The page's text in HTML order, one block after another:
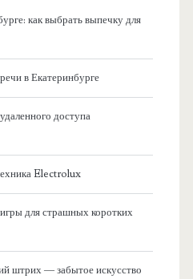
как выбрать выпечку для
в Екатеринбурге
доступа
Electrolux
для страшных коротких
штрих — забытое искусство